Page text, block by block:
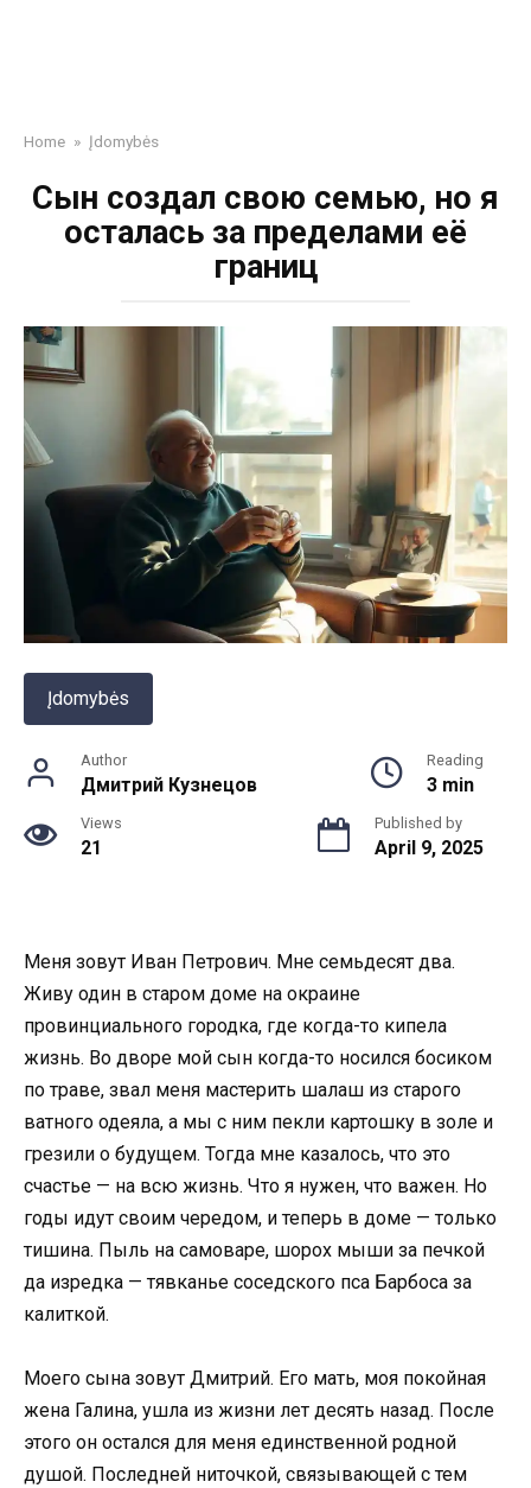
Home » Įdomybės
Сын создал свою семью, но я
осталась за пределами её
границ
Įdomybės
Author
Дмитрий Кузнецов
Reading
3 min
Views
21
Published by
April 9, 2025
Меня зовут Иван Петрович. Мне семьдесят два.
Живу один в старом доме на окраине
провинциального городка, где когда-то кипела
жизнь. Во дворе мой сын когда-то носился босиком
по траве, звал меня мастерить шалаш из старого
ватного одеяла, а мы с ним пекли картошку в золе и
грезили о будущем. Тогда мне казалось, что это
счастье — на всю жизнь. Что я нужен, что важен. Но
годы идут своим чередом, и теперь в доме — только
тишина. Пыль на самоваре, шорох мыши за печкой
да изредка — тявканье соседского пса Барбоса за
калиткой.
Моего сына зовут Дмитрий. Его мать, моя покойная
жена Галина, ушла из жизни лет десять назад. После
этого он остался для меня единственной родной
душой. Последней ниточкой, связывающей с тем